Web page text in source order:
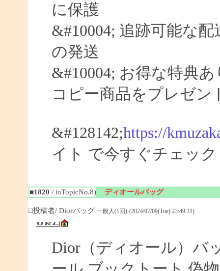
に保護
&#10004; 追跡可能な
の発送
&#10004; お得な特典
コピー商品をプレゼン
&#128142;https://
イト で今すぐチェック
■1820 / inTopicNo.8) ディオールバッグ
□投稿者/ Diorバッグ 一般人(1回)-(2024/07/09(Tue) 23:49:31)
Dior（ディオール）バ